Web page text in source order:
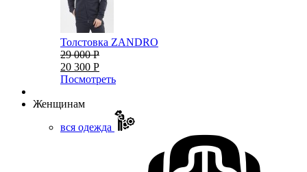
Толстовка ZANDRO
29 000 Р
20 300 Р
Посмотреть
Женщинам
вся одежда